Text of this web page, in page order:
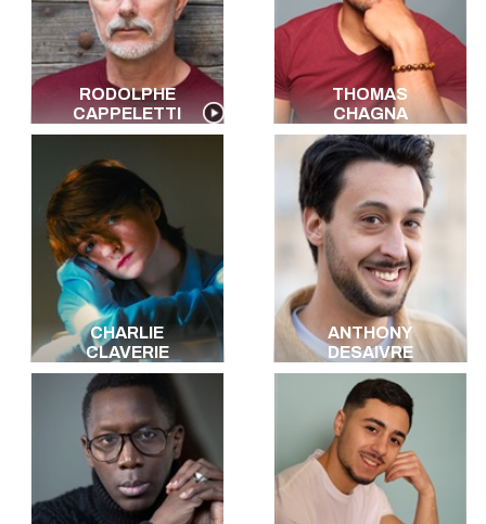
RODOLPHE
CAPPELETTI
THOMAS
CHAGNA
CHARLIE
CLAVERIE
ANTHONY
DESAIVRE